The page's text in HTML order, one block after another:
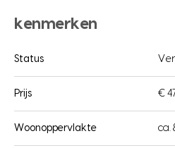
kenmerken
Status
Prijs €
Woonoppervlakte ca.